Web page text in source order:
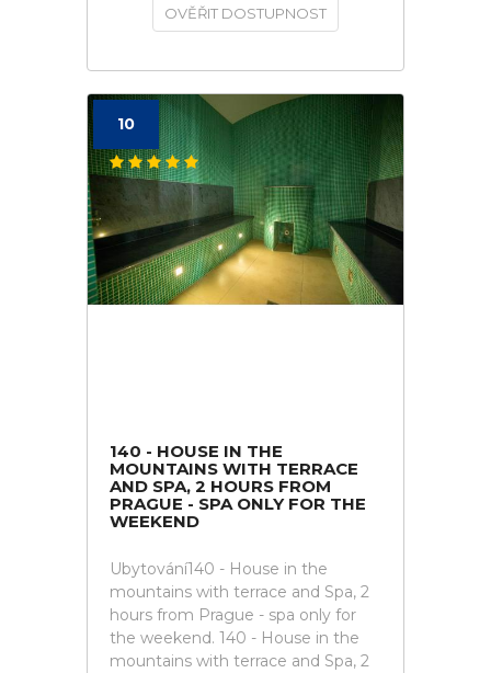
OVĚŘIT DOSTUPNOST
10
140 - HOUSE IN THE
MOUNTAINS WITH TERRACE
AND SPA, 2 HOURS FROM
PRAGUE - SPA ONLY FOR THE
WEEKEND
Ubytování140 - House in the
mountains with terrace and Spa, 2
hours from Prague - spa only for
the weekend. 140 - House in the
mountains with terrace and Spa, 2